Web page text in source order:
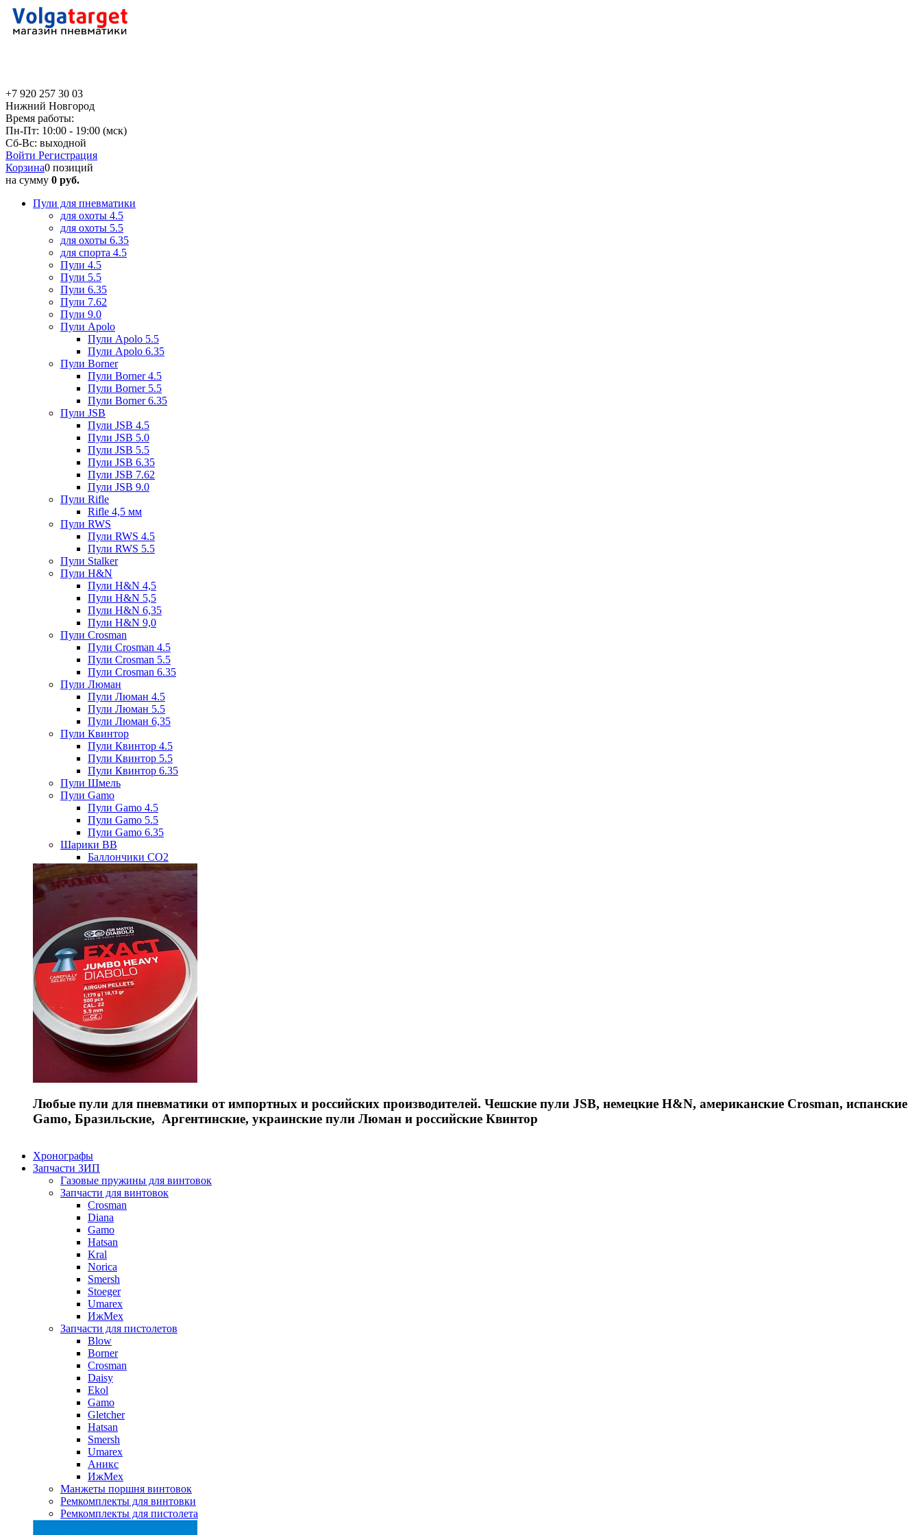
+7 920 257 30 03
Нижний Новгород
Время работы:
Пн-Пт: 10:00 - 19:00 (мск)
Сб-Вс: выходной
Войти Регистрация
Корзина0 позиций
на сумму 0 руб.
Пули для пневматики
для охоты 4.5
для охоты 5.5
для охоты 6.35
для спорта 4.5
Пули 4.5
Пули 5.5
Пули 6.35
Пули 7.62
Пули 9.0
Пули Apolo
Пули Apolo 5.5
Пули Apolo 6.35
Пули Borner
Пули Borner 4.5
Пули Borner 5.5
Пули Borner 6.35
Пули JSB
Пули JSB 4.5
Пули JSB 5.0
Пули JSB 5.5
Пули JSB 6.35
Пули JSB 7.62
Пули JSB 9.0
Пули Rifle
Rifle 4,5 мм
Пули RWS
Пули RWS 4.5
Пули RWS 5.5
Пули Stalker
Пули H&N
Пули H&N 4,5
Пули H&N 5,5
Пули H&N 6,35
Пули H&N 9,0
Пули Crosman
Пули Crosman 4.5
Пули Crosman 5.5
Пули Crosman 6.35
Пули Люман
Пули Люман 4.5
Пули Люман 5.5
Пули Люман 6,35
Пули Квинтор
Пули Квинтор 4.5
Пули Квинтор 5.5
Пули Квинтор 6.35
Пули Шмель
Пули Gamo
Пули Gamo 4.5
Пули Gamo 5.5
Пули Gamo 6.35
Шарики BB
Баллончики CO2
Любые пули для пневматики от импортных и российских производителей. Чешские пули JSB, немецкие H&N, американские Crosman, испанские
Gamo, Бразильские, Аргентинские, украинские пули Люман и российские Квинтор
Хронографы
Запчасти ЗИП
Газовые пружины для винтовок
Запчасти для винтовок
Crosman
Diana
Gamo
Hatsan
Kral
Norica
Smersh
Stoeger
Umarex
ИжМех
Запчасти для пистолетов
Blow
Borner
Crosman
Daisy
Ekol
Gamo
Gletcher
Hatsan
Smersh
Umarex
Аникс
ИжМех
Манжеты поршня винтовок
Ремкомплекты для винтовки
Ремкомплекты для пистолета